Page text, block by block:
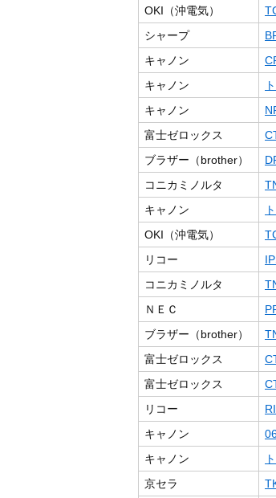
OKI（沖電気）
シャープ
キャノン
キャノン
キャノン
富士ゼロックス
ブラザー（brother）
コニカミノルタ
キャノン
OKI（沖電気）
リコー
コニカミノルタ
ＮＥＣ
ブラザー（brother）
富士ゼロックス
富士ゼロックス
リコー
キャノン
キャノン
京セラ